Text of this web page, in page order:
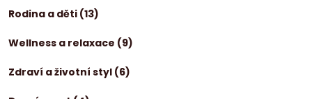
Rodina a děti (13)
Wellness a relaxace (9)
Zdraví a životní styl (6)